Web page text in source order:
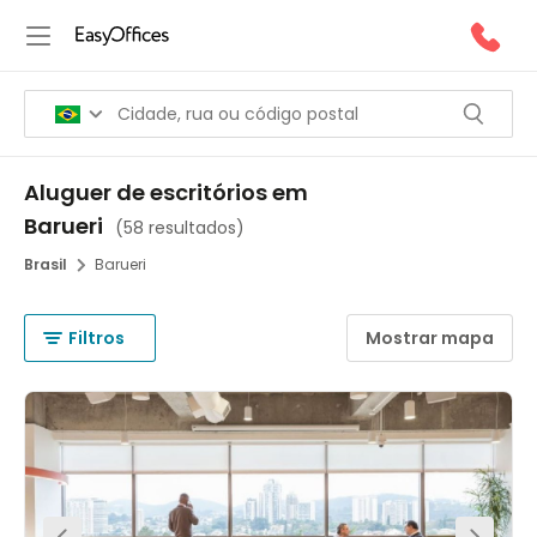
Aluguer de escritórios em
Barueri (58 resultados)
Brasil Barueri
Filtros Mostrar mapa